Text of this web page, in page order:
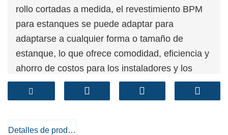
rollo cortadas a medida, el revestimiento BPM
para estanques se puede adaptar para
adaptarse a cualquier forma o tamaño de
estanque, lo que ofrece comodidad, eficiencia y
ahorro de costos para los instaladores y los
usuarios finales por igual.
-Opciones de espesor
:0,5 mm, 0,75 mm, 1,0
-Opciones de color
Detalles de producto